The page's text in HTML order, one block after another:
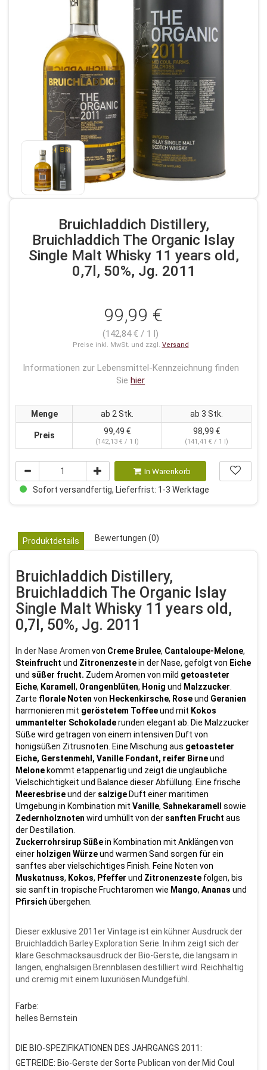
Bruichladdich Distillery,
Bruichladdich The Organic Islay
Single Malt Whisky 11 years old,
0,7l, 50%, Jg. 2011
99,99 €
(142,84 € / 1 l)
Preise inkl. MwSt. und zzgl. Versand
Informationen zur Lebensmittel-Kennzeichnung finden
Sie hier
Menge ab 2 Stk. ab 3 Stk.
Preis 99,49 €
(142,13 € / 1 l)
98,99 €
(141,41 € / 1 l)
In Warenkorb
Sofort versandfertig, Lieferfrist: 1-3 Werktage
Produktdetails Bewertungen (0)
Bruichladdich Distillery,
Bruichladdich The Organic Islay
Single Malt Whisky 11 years old,
0,7l, 50%, Jg. 2011
In der Nase Aromen von Creme Brulee, Cantaloupe-Melone,
Steinfrucht und Zitronenzestein der Nase, gefolgt von Eiche
und süßer frucht. Zudem Aromen von mild getoasteter
Eiche, Karamell , Orangenblüten, Honig und Malzzucker
Zarte florale Noten von Heckenkirsche, Roseund Geranien
harmonieren mit geröstetem Toffeeund mit Kokos
ummantelter Schokoladerunden elegant ab . Die Malzzucker
Süße wird getragen von einem intensiven Duft von
honigsüßen Zitrusnoten. Eine Mischung aus getoasteter
Eiche, Gerstenmehl, Vanille Fondant, reifer Birneund
Melone kommt etappenartig und zeigt die unglaubliche
Vielschichtigkeit und Balance dieser Abfüllung. Eine frische
Meeresbriseund der salzige Duft einer maritimen
Umgebung in Kombination mit Vanille, Sahnekaramell
sowie
Zedernholznoten wird umhüllt von der sanften Frucht aus
der Destillation.
Zuckerrohrsirup Süßein Kombination mit Anklängen von
einer holzigen Würzeund warmen Sand sorgen für ein
sanftes aber vielschichtiges Finish. Feine Noten von
Muskatnuss, Kokos, Pfeffer und Zitronenzeste folgen, bis
sie sanft in tropische Fruchtaromen wie Mango, Ananas und
Pfirsich übergehen.
Dieser exklusive 2011er Vintage ist ein kühner Ausdruck der
Bruichladdich Barley Exploration Serie. In ihm zeigt sich der
klare Geschmacksausdruck der Bio-Gerste, die langsam in
langen, enghalsigen Brennblasen destilliert wird. Reichhaltig
und cremig mit einem luxuriösen Mundgefühl.
Farbe:
helles Bernstein
DIE BIO-SPEZIFIKATIONEN DES JAHRGANGS 2011:
GETREIDE: Bio-Gerste der Sorte Publican von der Mid Coul